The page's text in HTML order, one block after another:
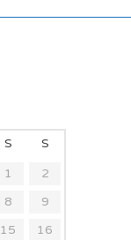
S
S
1
2
8
9
15 16